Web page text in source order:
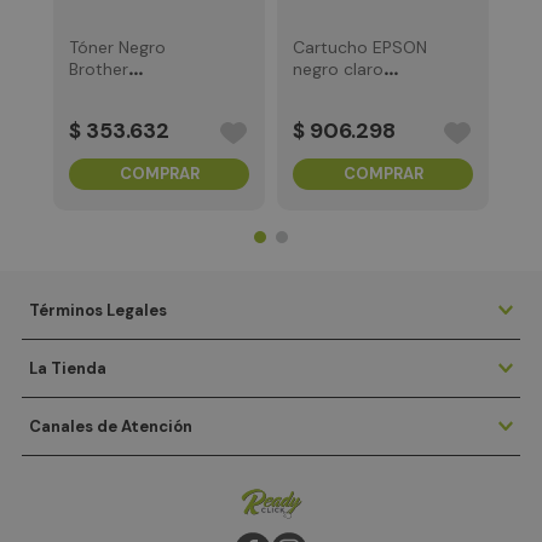
Tóner Negro
Brother
$ 353.632
COMPRAR
Cartucho EPSON
negro claro
$ 906.298
COMPRAR
Términos Legales
La Tienda
Canales de Atención